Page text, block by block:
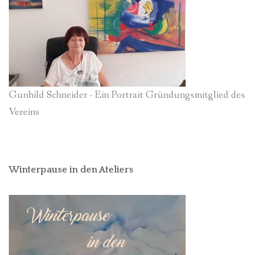
Gunhild Schneider - Ein Portrait Gründungsmitglied des
Vereins
Winterpause in den Ateliers